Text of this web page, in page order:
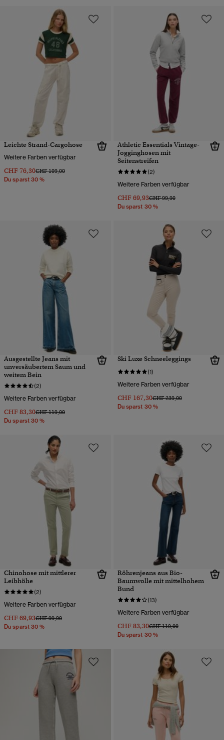
Leichte Strand-Cargohose
Weitere Farben verfügbar
CHF 76,30Preis wurde reduziert von
CHF 109,00bis
Du sparst 30 %
Athletic Essentials Vintage-
Jogginghosen mit
Seitenstreifen
(2)
Weitere Farben verfügbar
CHF 69,93Preis wurde reduziert von
CHF 99,90bis
Du sparst 30 %
Ausgestellte Jeans mit
unversäubertem Saum und
weitem Bein
(2)
Weitere Farben verfügbar
CHF 83,30Preis wurde reduziert von
CHF 119,00bis
Du sparst 30 %
Ski Luxe Schneeleggings
(1)
Weitere Farben verfügbar
CHF 167,30Preis wurde reduziert von
CHF 239,00bis
Du sparst 30 %
Chinohose mit mittlerer
Leibhöhe
(2)
Weitere Farben verfügbar
CHF 69,93Preis wurde reduziert von
CHF 99,90bis
Du sparst 30 %
Röhrenjeans aus Bio-
Baumwolle mit mittelhohem
Bund
(13)
Weitere Farben verfügbar
CHF 83,30Preis wurde reduziert von
CHF 119,00bis
Du sparst 30 %